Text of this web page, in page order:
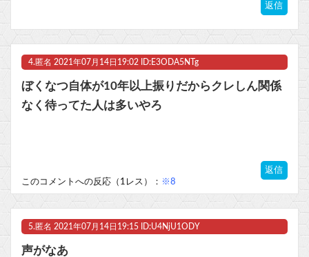
返信
4. 匿名 2021年07月14日19:02 ID:E3ODA5NTg
ぼくなつ自体が10年以上振りだからクレしん関係
なく待ってた人は多いやろ
返信
このコメントへの反応（1レス）： ※8
5. 匿名 2021年07月14日19:15 ID:U4NjU1ODY
声がなあ